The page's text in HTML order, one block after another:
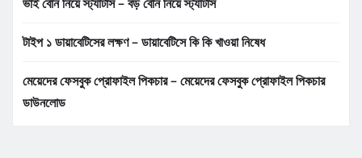
টাইপ ১ ডায়াবেটিসের লক্ষণ – ডায়াবেটিসে কি কি খাওয়া নিষেধ
মেয়েদের ফেসবুক প্রোফাইল পিকচার – মেয়েদের ফেসবুক প্রোফাইল পিকচার
ডাউনলোড